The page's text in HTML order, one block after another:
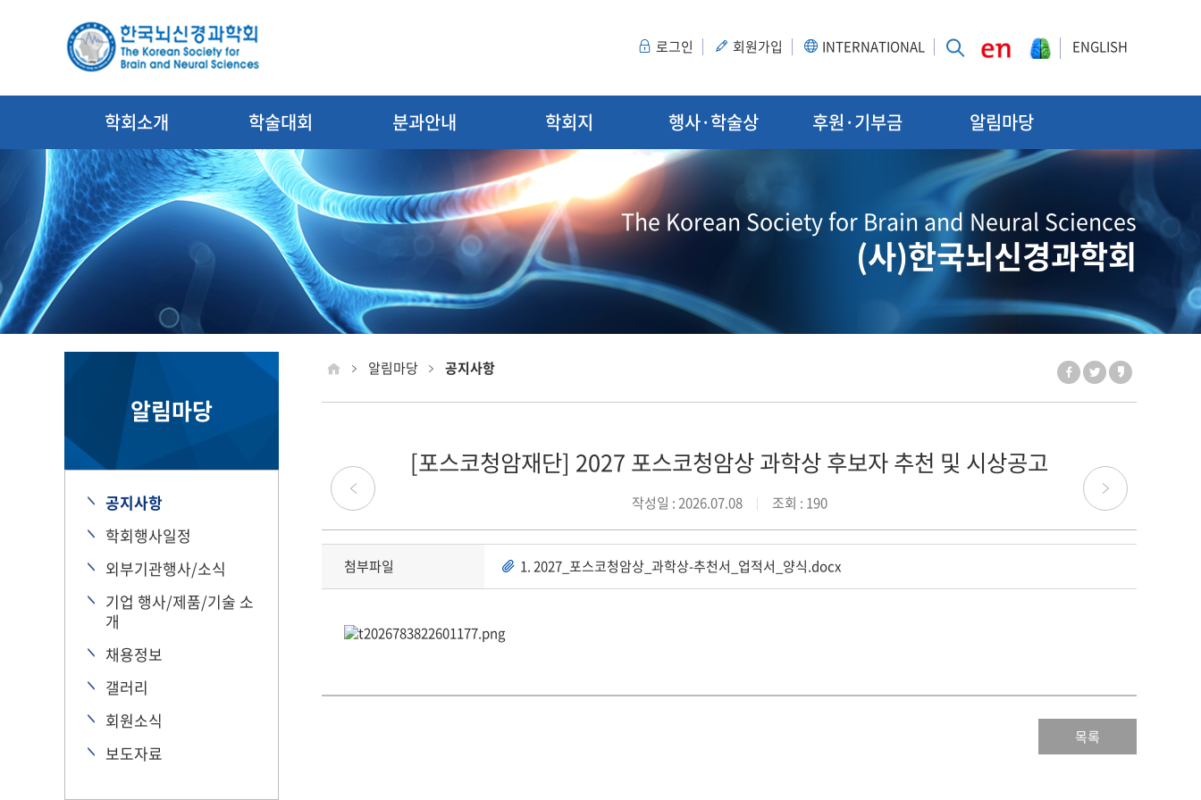
로그인 회원가입 INTERNATIONAL ENGLISH
학회소개 학술대회 분과안내 학회지 행사·학술상 후원·기부금 알림마당
The Korean Society for Brain and Neural Sciences
(사)한국뇌신경과학회
알림마당
공지사항
학회행사일정
외부기관행사/소식
기업 행사/제품/기술 소
개
채용정보
갤러리
회원소식
보도자료
알림마당 공지사항
[포스코청암재단] 2027 포스코청암상 과학상 후보자 추천 및 시상공고
작성일 : 2026.07.08 조회 : 190
첨부파일 1. 2027_포스코청암상_과학상-추천서_업적서_양식.docx
목록